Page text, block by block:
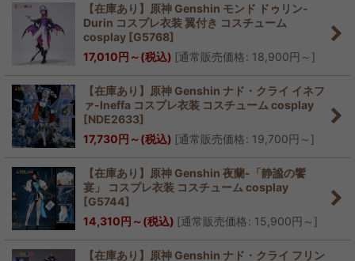
【在庫あり】原神 Genshin モンド ドゥリン-
Durin コスプレ衣装 翼付き コスチューム
cosplay [G5768]
17,010円 ～(税込) [通常販売価格: 18,900円 ～ ]
【在庫あり】原神 Genshin ナド・クライ イネフ
ァ-Ineffa コスプレ衣装 コスチューム cosplay
[NDE2633]
17,730円 ～(税込) [通常販売価格: 19,700円 ～ ]
【在庫あり】原神 Genshin 夜蘭-「静謐の饗
宴」 コスプレ衣装 コスチューム cosplay
[G5744]
14,310円 ～(税込) [通常販売価格: 15,900円 ～ ]
【在庫あり】原神 Genshin ナド・クライ フリン